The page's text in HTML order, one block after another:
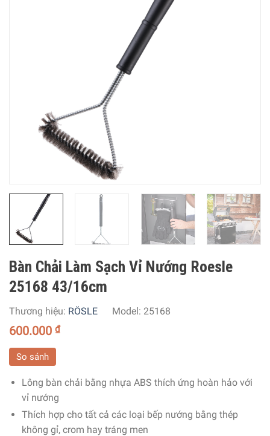
Bàn Chải Làm Sạch Vỉ Nướng Roesle
25168 43/16cm
Thương hiệu: RÖSLE Model: 25168
600.000 ₫
So sánh
Lông bàn chải bằng nhựa ABS thích ứng hoàn hảo với
vỉ nướng
Thích hợp cho tất cả các loại bếp nướng bằng thép
không gỉ, crom hay tráng men